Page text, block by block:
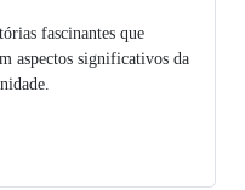
fascinantes que
aspectos significativos da